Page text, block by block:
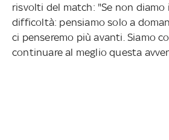
risvolti del match: "Se non diamo
difficoltà: pensiamo solo a
ci penseremo più avanti. Siamo
continuare al meglio questa